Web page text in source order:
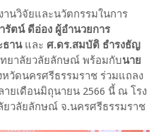
านวิจัยและนวัตกรรมในการ
รัตน์ ดีอ่อง ผู้อำนวยการ
ธานและ ศ.ดร.สมบัติ ธำรงธัญ
ยาลัยวลัยลักษณ์ พร้อมกับนาย
หวัดนครศรีธรรมราช ร่วมแถลง
ายเดือนมิถุนายน 2566 นี้ ณ โรง
วลัยลักษณ์ จ.นครศรีธรรมราช